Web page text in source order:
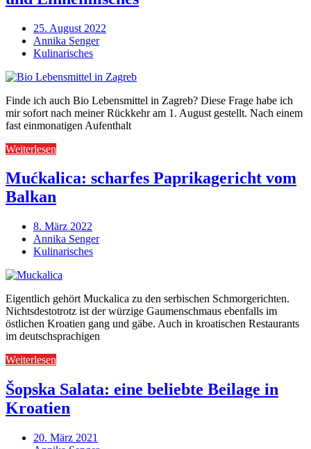
25. August 2022
Annika Senger
Kulinarisches
Finde ich auch Bio Lebensmittel in Zagreb? Diese Frage habe ich
mir sofort nach meiner Rückkehr am 1. August gestellt. Nach einem
fast einmonatigen Aufenthalt
Weiterlesen
Mućkalica: scharfes Paprikagericht vom
Balkan
8. März 2022
Annika Senger
Kulinarisches
Eigentlich gehört Muckalica zu den serbischen Schmorgerichten.
Nichtsdestotrotz ist der würzige Gaumenschmaus ebenfalls im
östlichen Kroatien gang und gäbe. Auch in kroatischen Restaurants
im deutschsprachigen
Weiterlesen
Šopska Salata: eine beliebte Beilage in
Kroatien
20. März 2021